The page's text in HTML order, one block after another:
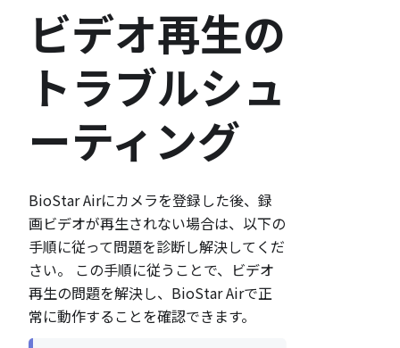
ビデオ再生の
トラブルシュ
ーティング
BioStar Airにカメラを登録した後、録
画ビデオが再生されない場合は、以下の
手順に従って問題を診断し解決してくだ
さい。 この手順に従うことで、ビデオ
再生の問題を解決し、BioStar Airで正
常に動作することを確認できます。